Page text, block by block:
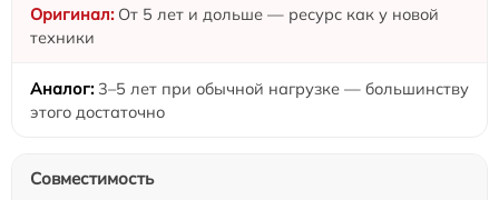
От 5 лет и дольше — ресурс как у новой
техники
3–5 лет при обычной нагрузке — большинству
этого достаточно
Совместимость